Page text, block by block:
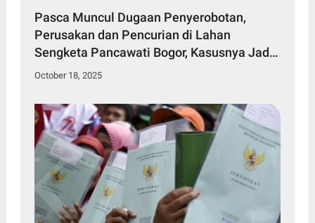
Pasca Muncul Dugaan Penyerobotan,
Perusakan dan Pencurian di Lahan
Sengketa Pancawati Bogor, Kasusnya Jadi
Sorotan Publik
October 18, 2025